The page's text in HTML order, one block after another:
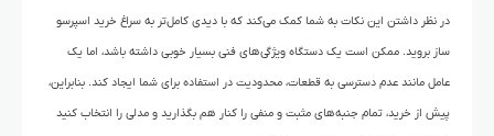
در نظر داشتن این نکات به شما کمک می‌کند که با دیدی کامل‌تر به سراغ خرید اسپرسو
ساز بروید. ممکن است یک دستگاه ویژگی‌های فنی بسیار خوبی داشته باشد، اما یک
عامل مانند عدم دسترسی به قطعات، محدودیت در استفاده برای شما ایجاد کند. بنابراین،
پیش از خرید، تمام جنبه‌های مثبت و منفی را کنار هم بگذارید و مدلی را انتخاب کنید